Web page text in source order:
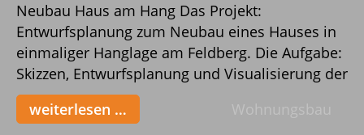
Neubau Haus am Hang Das Projekt:
Entwurfsplanung zum Neubau eines Hauses in
einmaliger Hanglage am Feldberg. Die Aufgabe:
Skizzen, Entwurfsplanung und Visualisierung der
Planung durch Perspektiven zur realistischen
Veranschaulichung für die Bauherrschaft Das
weiterlesen …